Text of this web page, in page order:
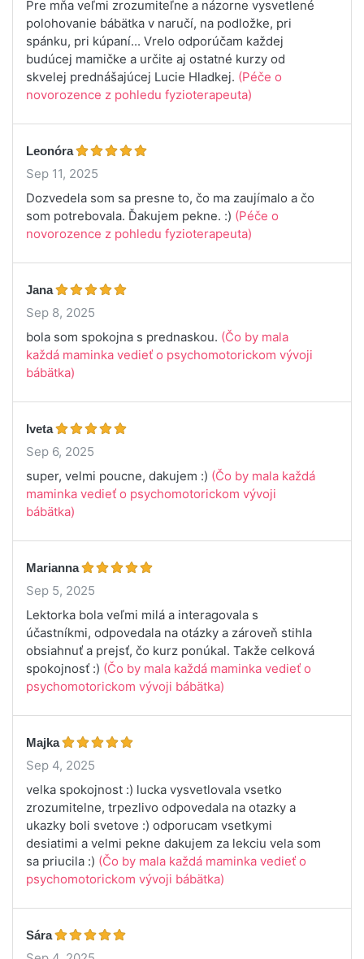
Pre mňa veľmi zrozumiteľne a názorne vysvetlené
polohovanie bábätka v naručí, na podložke, pri
spánku, pri kúpaní... Vrelo odporúčam každej
budúcej mamičke a určite aj ostatné kurzy od
skvelej prednášajúcej Lucie Hladkej. (Péče o
novorozence z pohledu fyzioterapeuta)
Leonóra
Sep 11, 2025
Dozvedela som sa presne to, čo ma zaujímalo a čo
som potrebovala. Ďakujem pekne. :) (Péče o
novorozence z pohledu fyzioterapeuta)
Jana
Sep 8, 2025
bola som spokojna s prednaskou. (Čo by mala
každá maminka vedieť o psychomotorickom vývoji
bábätka)
Iveta
Sep 6, 2025
super, velmi poucne, dakujem :) (Čo by mala každá
maminka vedieť o psychomotorickom vývoji
bábätka)
Marianna
Sep 5, 2025
Lektorka bola veľmi milá a interagovala s
účastníkmi, odpovedala na otázky a zároveň stihla
obsiahnuť a prejsť, čo kurz ponúkal. Takže celková
spokojnosť :) (Čo by mala každá maminka vedieť o
psychomotorickom vývoji bábätka)
Majka
Sep 4, 2025
velka spokojnost :) lucka vysvetlovala vsetko
zrozumitelne, trpezlivo odpovedala na otazky a
ukazky boli svetove :) odporucam vsetkymi
desiatimi a velmi pekne dakujem za lekciu vela som
sa priucila :) (Čo by mala každá maminka vedieť o
psychomotorickom vývoji bábätka)
Sára